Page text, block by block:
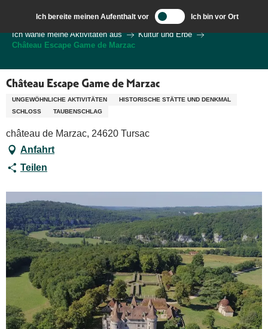
contenu
principal
Ich bereite meinen Aufenthalt vor Ich bin vor Ort
Ich wähle meine Aktivitäten aus
Kultur und Erbe
Château Escape Game de Marzac
Château Escape Game de Marzac
UNGEWÖHNLICHE AKTIVITÄTEN
HISTORISCHE STÄTTE UND DENKMAL
SCHLOSS
TAUBENSCHLAG
château de Marzac, 24620 Tursac
Anfahrt
Teilen